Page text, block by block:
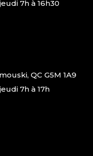
7h à 16h30
QC G5M 1A9
7h à 17h